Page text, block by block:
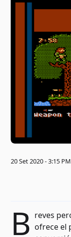
20 Set 2020 - 3:15 PM
B reves
ofrece el